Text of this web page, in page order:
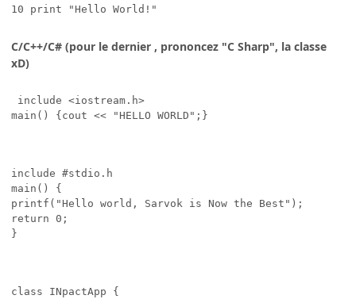
10 print "Hello World!"
C/C++/C# (pour le dernier , prononcez "C Sharp", la classe
xD)
include <iostream.h>
main() {cout << "HELLO WORLD";}
include #stdio.h
main() {
printf("Hello world, Sarvok is Now the Best");
return 0;
}
class INpactApp {